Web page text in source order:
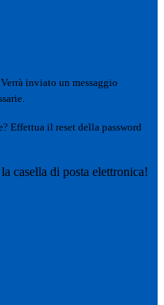
Verrà inviato un messaggio
Effettua il reset della password
casella di posta elettronica!